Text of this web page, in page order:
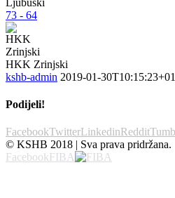
73 - 64
HKK Zrinjski
kshb-admin 2019-01-
Podijeli!
FacebookTwitterLinkedinReddit
© KSHB 2018 | Sva prava pridržana.
FacebookFIBA